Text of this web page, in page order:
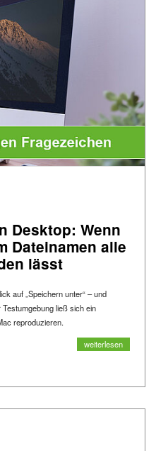
Desktop: Wenn
Dateinamen alle
lässt
auf „Speichern unter“ – und
ließ sich ein
reproduzieren.
Word löscht meinen
weiterlesen
"